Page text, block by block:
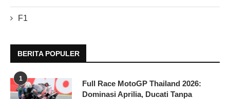
F1
BERITA POPULER
1
Full Race MotoGP Thailand 2026:
Dominasi Aprilia, Ducati Tanpa